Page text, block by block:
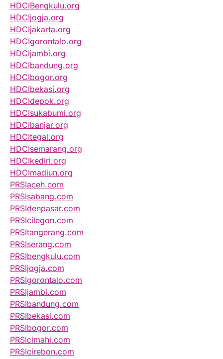
HDCIBengkulu.org
HDCIjogja.org
HDCIjakarta.org
HDCIgorontalo.org
HDCIjambi.org
HDCIbandung.org
HDCIbogor.org
HDCIbekasi.org
HDCIdepok.org
HDCIsukabumi.org
HDCIbanjar.org
HDCItegal.org
HDCIsemarang.org
HDCIkediri.org
HDCImadiun.org
PRSIaceh.com
PRSIsabang.com
PRSIdenpasar.com
PRSIcilegon.com
PRSItangerang.com
PRSIserang.com
PRSIbengkulu.com
PRSIjogja.com
PRSIgorontalo.com
PRSIjambi.com
PRSIbandung.com
PRSIbekasi.com
PRSIbogor.com
PRSIcimahi.com
PRSIcirebon.com